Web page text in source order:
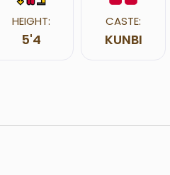
HEIGHT:
5'4
CASTE:
KUNBI